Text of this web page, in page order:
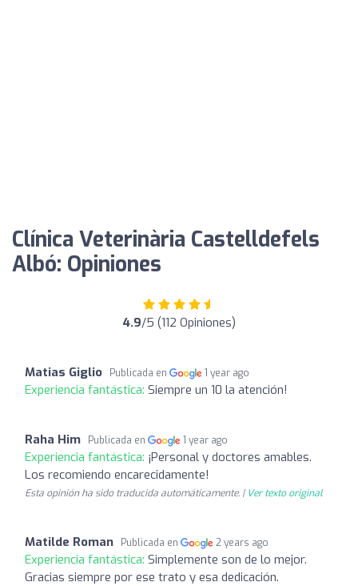
Clínica Veterinària Castelldefels
Albó: Opiniones
4.9/5 (112 Opiniones)
Matias Giglio Publicada en 1 year ago
Experiencia fantástica: Siempre un 10 la atención!
Raha Him Publicada en 1 year ago
Experiencia fantástica: ¡Personal y doctores amables.
Los recomiendo encarecidamente!
Esta opinión ha sido traducida automáticamente. | Ver texto original
Matilde Roman Publicada en 2 years ago
Experiencia fantástica: Simplemente son de lo mejor.
Gracias siempre por ese trato y esa dedicación.